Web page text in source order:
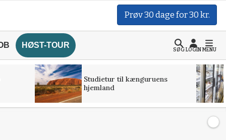
Prøv 30 dage for 30 kr.
HØST-TOUR
SØGLOGINMENU
Studietur til kænguruens
hjemland